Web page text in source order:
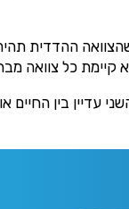
ההדדית
קיימת כל צוואה
עדיין בין החיים